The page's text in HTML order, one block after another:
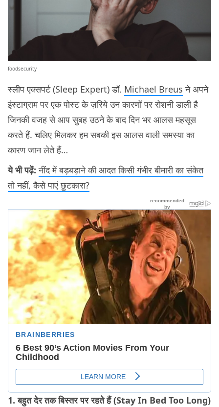
foodsecurity
स्लीप एक्सपर्ट (Sleep Expert) डॉ. Michael Breus ने अपने
इंस्टाग्राम पर एक पोस्ट के ज़रिये उन कारणों पर रोशनी डाली है
जिनकी वजह से आप सुबह उठने के बाद दिन भर आलस महसूस
करते हैं. चलिए मिलकर हम सबकी इस आलस वाली समस्या का
कारण जान लेते हैं…
ये भी पढ़ें: नींद में बड़बड़ाने की आदत किसी गंभीर बीमारी का संकेत
तो नहीं, कैसे पाएं छुटकारा?
1. बहुत देर तक बिस्तर पर रहते हैं (Stay In Bed Too Long)